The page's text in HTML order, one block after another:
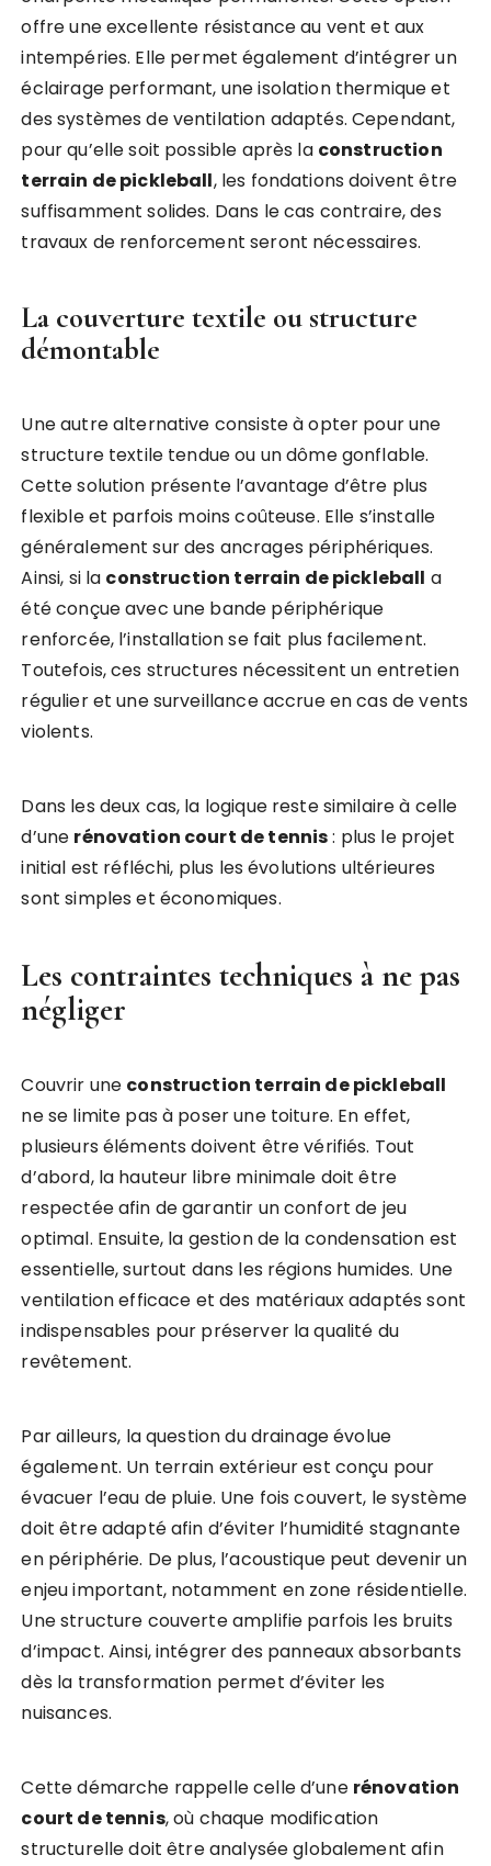
offre une excellente résistance au vent et aux
intempéries. Elle permet également d’intégrer un
éclairage performant, une isolation thermique et
des systèmes de ventilation adaptés. Cependant,
pour qu’elle soit possible après la construction
terrain de pickleball, les fondations doivent être
suffisamment solides. Dans le cas contraire, des
travaux de renforcement seront nécessaires.
La couverture textile ou structure
démontable
Une autre alternative consiste à opter pour une
structure textile tendue ou un dôme gonflable.
Cette solution présente l’avantage d’être plus
flexible et parfois moins coûteuse. Elle s’installe
généralement sur des ancrages périphériques.
Ainsi, si la construction terrain de pickleball a
été conçue avec une bande périphérique
renforcée, l’installation se fait plus facilement.
Toutefois, ces structures nécessitent un entretien
régulier et une surveillance accrue en cas de vents
violents.
Dans les deux cas, la logique reste similaire à celle
d’une rénovation court de tennis: plus le projet
initial est réfléchi, plus les évolutions ultérieures
sont simples et économiques.
Les contraintes techniques à ne pas
négliger
Couvrir une construction terrain de pickleball
ne se limite pas à poser une toiture. En effet,
plusieurs éléments doivent être vérifiés. Tout
d’abord, la hauteur libre minimale doit être
respectée afin de garantir un confort de jeu
optimal. Ensuite, la gestion de la condensation est
essentielle, surtout dans les régions humides. Une
ventilation efficace et des matériaux adaptés sont
indispensables pour préserver la qualité du
revêtement.
Par ailleurs, la question du drainage évolue
également. Un terrain extérieur est conçu pour
évacuer l’eau de pluie. Une fois couvert, le système
doit être adapté afin d’éviter l’humidité stagnante
en périphérie. De plus, l’acoustique peut devenir un
enjeu important, notamment en zone résidentielle.
Une structure couverte amplifie parfois les bruits
d’impact. Ainsi, intégrer des panneaux absorbants
dès la transformation permet d’éviter les
nuisances.
Cette démarche rappelle celle d’une rénovation
court de tennis, où chaque modification
structurelle doit être analysée globalement afin